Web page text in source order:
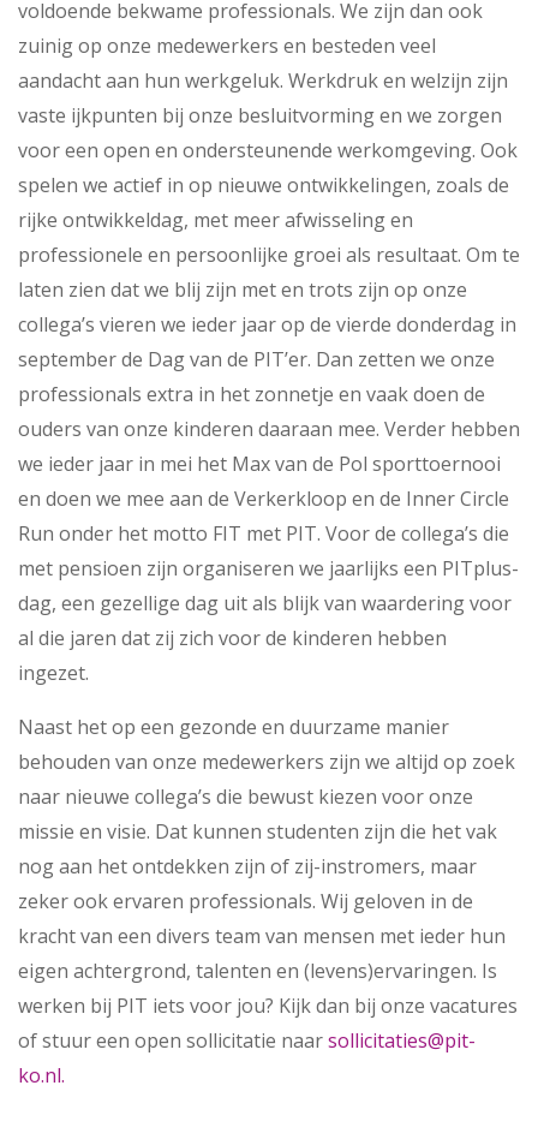
voldoende bekwame professionals. We zijn dan ook
zuinig op onze medewerkers en besteden veel
aandacht aan hun werkgeluk. Werkdruk en welzijn zijn
vaste ijkpunten bij onze besluitvorming en we zorgen
voor een open en ondersteunende werkomgeving. Ook
spelen we actief in op nieuwe ontwikkelingen, zoals de
rijke ontwikkeldag, met meer afwisseling en
professionele en persoonlijke groei als resultaat. Om te
laten zien dat we blij zijn met en trots zijn op onze
collega’s vieren we ieder jaar op de vierde donderdag in
september de Dag van de PIT’er. Dan zetten we onze
professionals extra in het zonnetje en vaak doen de
ouders van onze kinderen daaraan mee. Verder hebben
we ieder jaar in mei het Max van de Pol sporttoernooi
en doen we mee aan de Verkerkloop en de Inner Circle
Run onder het motto FIT met PIT. Voor de collega’s die
met pensioen zijn organiseren we jaarlijks een PITplus-
dag, een gezellige dag uit als blijk van waardering voor
al die jaren dat zij zich voor de kinderen hebben
ingezet.
Naast het op een gezonde en duurzame manier
behouden van onze medewerkers zijn we altijd op zoek
naar nieuwe collega’s die bewust kiezen voor onze
missie en visie. Dat kunnen studenten zijn die het vak
nog aan het ontdekken zijn of zij-instromers, maar
zeker ook ervaren professionals. Wij geloven in de
kracht van een divers team van mensen met ieder hun
eigen achtergrond, talenten en (levens)ervaringen. Is
werken bij PIT iets voor jou? Kijk dan bij onze vacatures
of stuur een open sollicitatie naarsollicitaties@pit-
ko.nl.